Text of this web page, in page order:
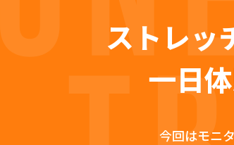
ストレッ
一日
今回はモニ